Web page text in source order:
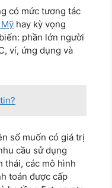
có mức tương tác
hay kỳ vọng
phần lớn người
ví, ứng dụng và
số muốn có giá trị
cầu sử dụng
thái, các mô hình
toán được cấp